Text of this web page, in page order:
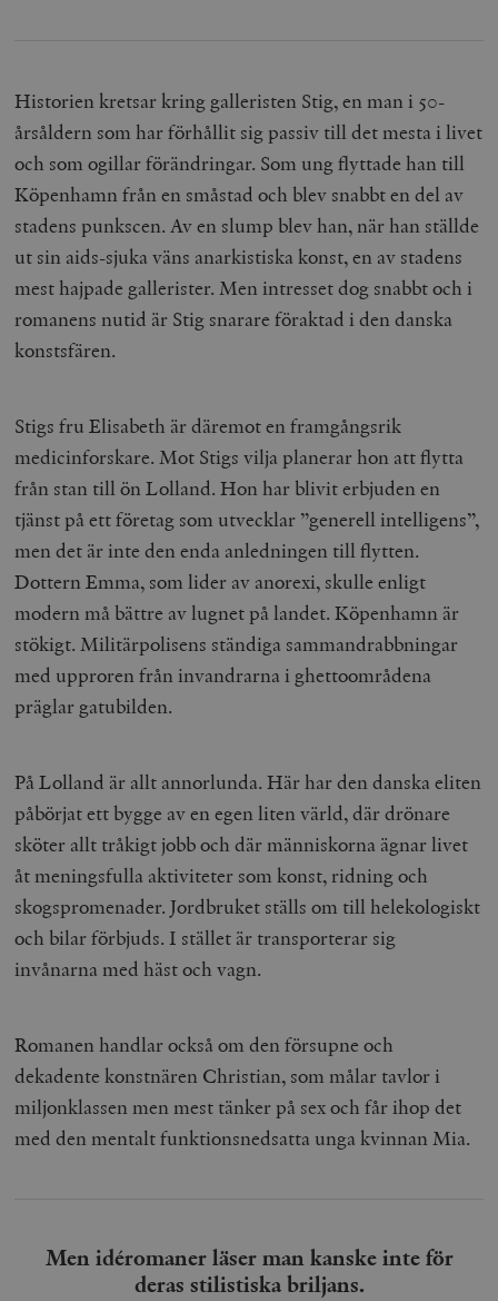
Historien kretsar kring galleristen Stig, en man i 50-
årsåldern som har förhållit sig passiv till det mesta i livet
och som ogillar förändringar. Som ung flyttade han till
Köpenhamn från en småstad och blev snabbt en del av
stadens punkscen. Av en slump blev han, när han ställde
ut sin aids-sjuka väns anarkistiska konst, en av stadens
mest hajpade gallerister. Men intresset dog snabbt och i
romanens nutid är Stig snarare föraktad i den danska
konstsfären.
Stigs fru Elisabeth är däremot en framgångsrik
medicinforskare. Mot Stigs vilja planerar hon att flytta
från stan till ön Lolland. Hon har blivit erbjuden en
tjänst på ett företag som utvecklar ”generell intelligens”,
men det är inte den enda anledningen till flytten.
Dottern Emma, som lider av anorexi, skulle enligt
modern må bättre av lugnet på landet. Köpenhamn är
stökigt. Militärpolisens ständiga sammandrabbningar
med upproren från invandrarna i ghettoområdena
präglar gatubilden.
På Lolland är allt annorlunda. Här har den danska eliten
påbörjat ett bygge av en egen liten värld, där drönare
sköter allt tråkigt jobb och där människorna ägnar livet
åt meningsfulla aktiviteter som konst, ridning och
skogspromenader. Jordbruket ställs om till helekologiskt
och bilar förbjuds. I stället är transporterar sig
invånarna med häst och vagn.
Romanen handlar också om den försupne och
dekadente konstnären Christian, som målar tavlor i
miljonklassen men mest tänker på sex och får ihop det
med den mentalt funktionsnedsatta unga kvinnan Mia.
Men idéromaner läser man kanske inte för
deras stilistiska briljans.